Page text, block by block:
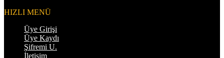
HIZLI MENÜ
Üye Girişi
Üye Kaydı
Şifremi U.
İletişim